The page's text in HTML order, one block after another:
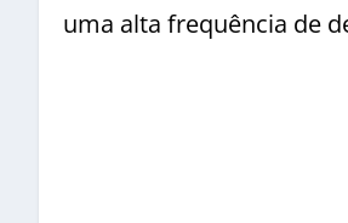
uma alta frequência de